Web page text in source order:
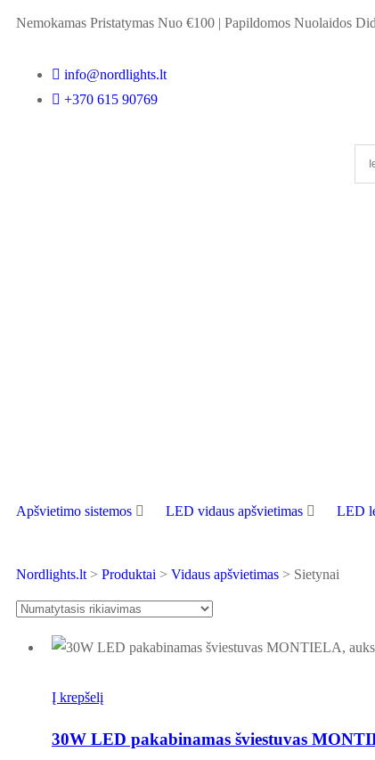
Nemokamas Pristatymas Nuo €100 | Papildomos Nuolaidos
info@nordlights.lt
+370 615 90769
Apšvietimo sistemos LED vidaus apšvietimas LED
Nordlights.lt > Produktai > Vidaus apšvietimas > Sietynai
Į krepšelį
30W LED pakabinamas šviestuvas